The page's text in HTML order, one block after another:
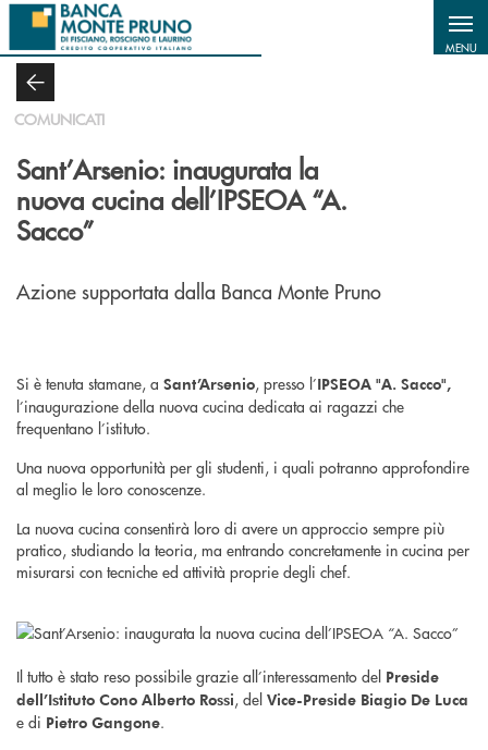
Salta al contenuto principale
MENU
COMUNICATI
Sant’Arsenio: inaugurata la
nuova cucina dell’IPSEOA “A.
Sacco”
Azione supportata dalla Banca Monte Pruno
Si è tenuta stamane, a Sant’Arsenio, presso l’IPSEOA "A. Sacco",
l’inaugurazione della nuova cucina dedicata ai ragazzi che
frequentano l’istituto.
Una nuova opportunità per gli studenti, i quali potranno approfondire
al meglio le loro conoscenze.
La nuova cucina consentirà loro di avere un approccio sempre più
pratico, studiando la teoria, ma entrando concretamente in cucina per
misurarsi con tecniche ed attività proprie degli chef.
Il tutto è stato reso possibile grazie all’interessamento del Preside
dell’Istituto Cono Alberto Rossi, del Vice-Preside Biagio De Luca
e di Pietro Gangone.